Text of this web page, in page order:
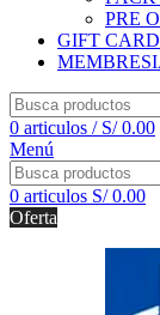
PRE
GIFT CARD
0 articulos / S/0.00
Menú
0 articulos S/0.00
Oferta